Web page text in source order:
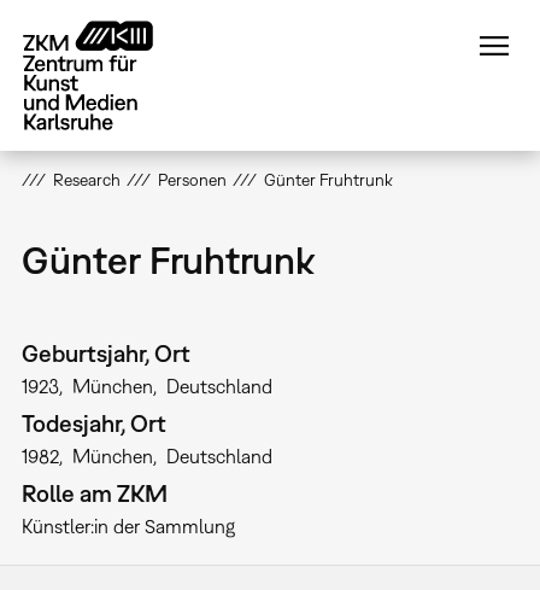
zum
Inhalt
Research Personen Günter Fruhtrunk
Günter Fruhtrunk
Geburtsjahr, Ort
1923 München Deutschland
Todesjahr, Ort
1982 München Deutschland
Rolle am ZKM
Künstler:in der Sammlung